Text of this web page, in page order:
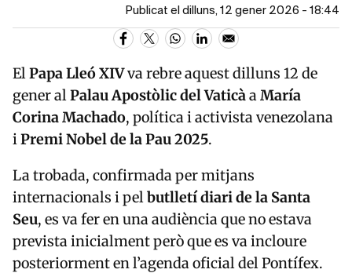
Publicat el dilluns, 12 gener 2026 - 18:44
ElPapa Lleó XIVva rebre aquest dilluns 12 de
gener alPalau Apostòlic del VaticàaMaría
Corina Machado, política i activista venezolana
iPremi Nobel de la Pau 2025.
La trobada, confirmada per mitjans
internacionals i pelbutlletí diari de la Santa
Seu, es va fer en una audiència que no estava
prevista inicialment però que es va incloure
posteriorment en l’agenda oficial del Pontífex.